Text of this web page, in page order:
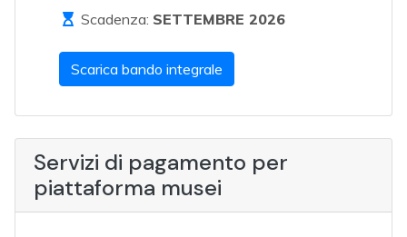
Scadenza: SETTEMBRE 2026
Scarica bando integrale
Servizi di pagamento per
piattaforma musei